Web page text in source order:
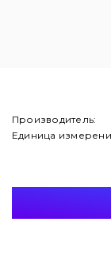
Производитель:
Единица